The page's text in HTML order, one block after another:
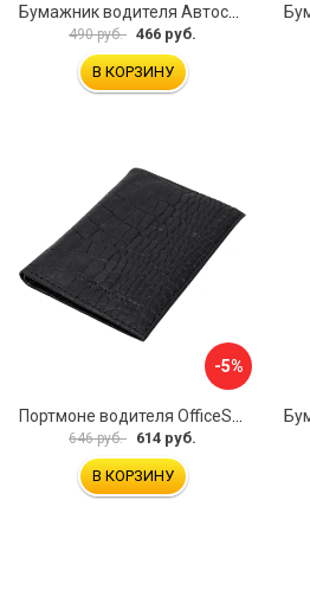
Бумажник водителя Автостоп БВЛ5Л-1
490 руб. 466 руб.
В КОРЗИНУ
-5%
646 руб. 614 руб.
В КОРЗИНУ